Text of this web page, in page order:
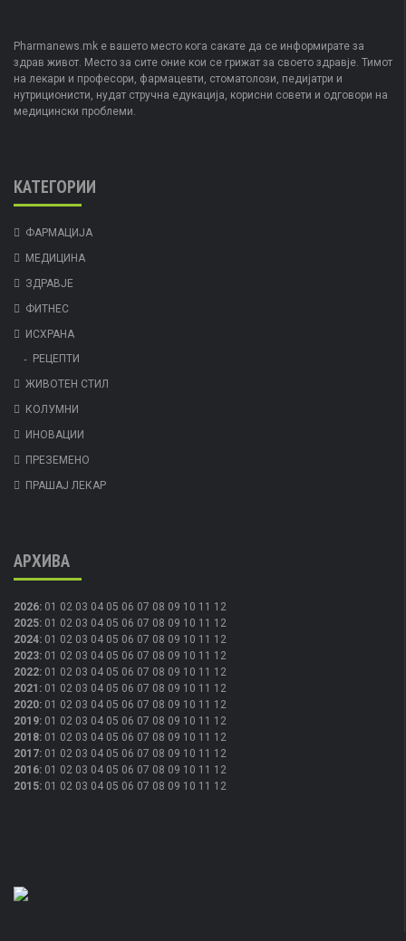
Pharmanews.mk е вашето место кога сакате да се информирате за
здрав живот. Место за сите оние кои се грижат за своето здравје. Тимот
на лекари и професори, фармацевти, стоматолози, педијатри и
нутриционисти, нудат стручна едукација, корисни совети и одговори на
медицински проблеми.
КАТЕГОРИИ
ФАРМАЦИЈА
МЕДИЦИНА
ЗДРАВЈЕ
ФИТНЕС
ИСХРАНА
РЕЦЕПТИ
ЖИВОТЕН СТИЛ
КОЛУМНИ
ИНОВАЦИИ
ПРЕЗЕМЕНО
ПРАШАЈ ЛЕКАР
АРХИВА
2026: 01 02 03 04 05 06 07 08 09 10 11 12
2025: 01 02 03 04 05 06 07 08 09 10 11 12
2024: 01 02 03 04 05 06 07 08 09 10 11 12
2023: 01 02 03 04 05 06 07 08 09 10 11 12
2022: 01 02 03 04 05 06 07 08 09 10 11 12
2021 : 01 02 03 04 05 06 07 08 09 10 11 12
2020: 01 02 03 04 05 06 07 08 09 10 11 12
2019: 01 02 03 04 05 06 07 08 09 10 11 12
2018: 01 02 03 04 05 06 07 08 09 10 11 12
2017: 01 02 03 04 05 06 07 08 09 10 11 12
2016: 01 02 03 04 05 06 07 08 09 10 11 12
2015: 01 02 03 04 05 06 07 08 09 10 11 12